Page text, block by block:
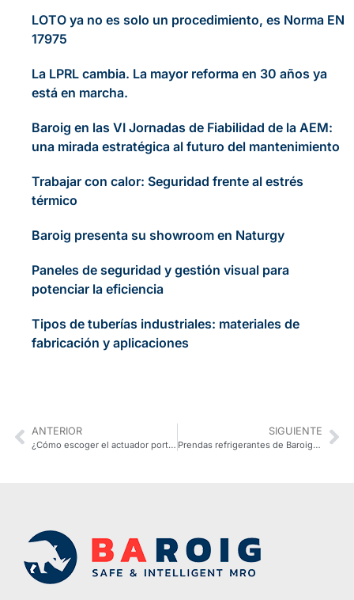
LOTO ya no es solo un procedimiento, es Norma EN
17975
La LPRL cambia. La mayor reforma en 30 años ya
está en marcha.
Baroig en las VI Jornadas de Fiabilidad de la AEM:
una mirada estratégica al futuro del mantenimiento
Trabajar con calor: Seguridad frente al estrés
térmico
Baroig presenta su showroom en Naturgy
Paneles de seguridad y gestión visual para
potenciar la eficiencia
Tipos de tuberías industriales: materiales de
fabricación y aplicaciones
ANTERIOR
¿Cómo escoger el actuador portátil para válvulas más adecuado?
SIGUIENTE
Prendas refrigerantes de Baroig en ‘Cuatro al día’